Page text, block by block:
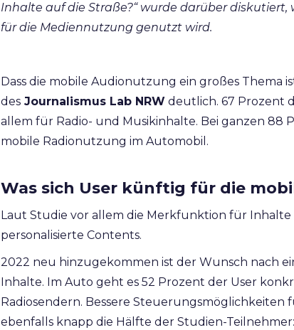
Inhalte auf die Straße?“ wurde darüber
für die Mediennutzung genutzt wird.
Dass die mobile Audionutzung ein großes Thema
des Journalismus Lab NRW deutlich. 67 Prozent
allem für Radio- und Musikinhalte. Bei ganzen 88
mobile Radionutzung im Automobil.
Was sich User künftig für die
Laut Studie vor allem die Merkfunktion für
personalisierte Contents.
2022 neu hinzugekommen ist der Wunsch nach
Inhalte. Im Auto geht es 52 Prozent der User
Radiosendern. Bessere
ebenfalls knapp die Hälfte der Studien-